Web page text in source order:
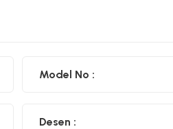
Model No :
Desen :